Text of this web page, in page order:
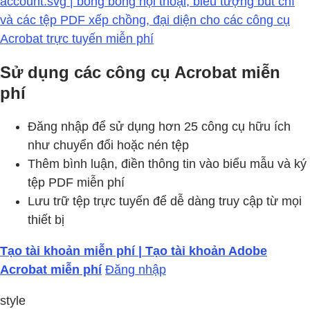
và các tệp PDF xếp chồng, đại diện cho các công cụ
Acrobat trực tuyến miễn phí
Sử dụng các công cụ Acrobat miễn
phí
Đăng nhập để sử dụng hơn 25 công cụ hữu ích
như chuyển đổi hoặc nén tệp
Thêm bình luận, điền thông tin vào biểu mẫu và ký
tệp PDF miễn phí
Lưu trữ tệp trực tuyến để dễ dàng truy cập từ mọi
thiết bị
Tạo tài khoản miễn phí | Tạo tài khoản Adobe
Acrobat miễn phí Đăng nhập
style